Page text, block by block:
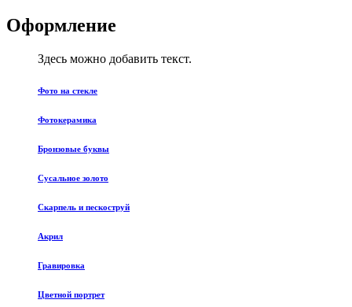
Оформление
Здесь можно добавить текст.
Фото на стекле
Фотокерамика
Бронзовые буквы
Сусальное золото
Скарпель и пескоструй
Акрил
Гравировка
Цветной портрет